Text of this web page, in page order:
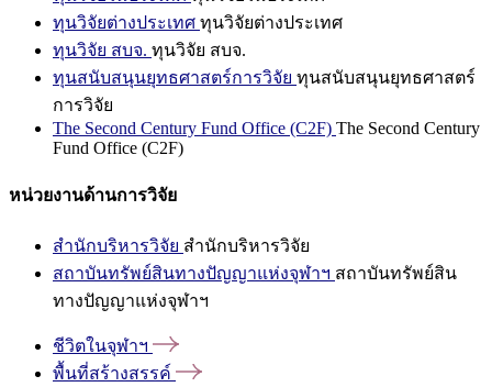
ทุนวิจัยต่างประเทศ ทุนวิจัยต่างประเทศ
ทุนวิจัย สบจ. ทุนวิจัย สบจ.
ทุนสนับสนุนยุทธศาสตร์การวิจัย ทุนสนับสนุนยุทธศาสตร์
การวิจัย
The Second Century Fund Office (C2F) The Second Century
Fund Office (C2F)
หน่วยงานด้านการวิจัย
สำนักบริหารวิจัย สำนักบริหารวิจัย
สถาบันทรัพย์สินทางปัญญาแห่งจุฬาฯ สถาบันทรัพย์สิน
ทางปัญญาแห่งจุฬาฯ
ชีวิตในจุฬาฯ
พื้นที่สร้างสรรค์